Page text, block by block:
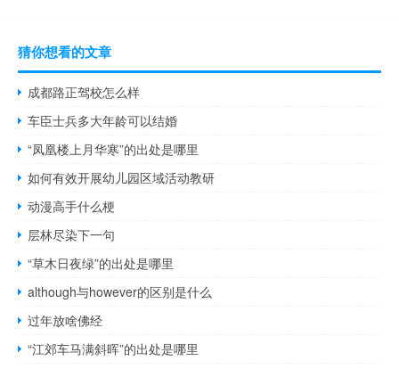
猜你想看的文章
成都路正驾校怎么样
车臣士兵多大年龄可以结婚
“凤凰楼上月华寒”的出处是哪里
如何有效开展幼儿园区域活动教研
动漫高手什么梗
层林尽染下一句
“草木日夜绿”的出处是哪里
although与however的区别是什么
过年放啥佛经
“江郊车马满斜晖”的出处是哪里